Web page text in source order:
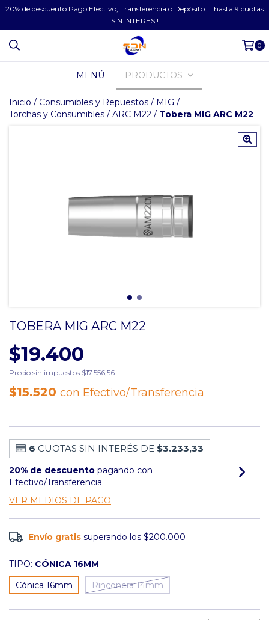
20% de descuento Pago Efectivo, Transferencia o Depósito.... hasta 9 cuotas
SIN INTERES!!
0
MENÚ PRODUCTOS
Inicio / Consumibles y Repuestos / MIG /
Torchas y Consumibles / ARC M22 / Tobera MIG ARC M22
TOBERA MIG ARC M22
$19.400
Precio sin impuestos $17.556,56
$15.520 con Efectivo/Transferencia
6 CUOTAS SIN INTERÉS DE $3.233,33
20% de descuento pagando con
Efectivo/Transferencia
VER MEDIOS DE PAGO
Envío gratis superando los$200.000
TIPO: CÓNICA 16MM
Cónica 16mm
Rinconera 14mm